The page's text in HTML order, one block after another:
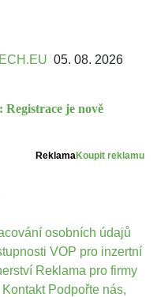
05. 08. 2026
Registrace je nově
ReklamaKoupit reklamu
osobních údajů
VOP pro inzertní
Reklama pro firmy
Kontakt Podpořte nás,